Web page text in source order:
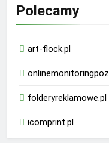
Polecamy
art-flock.pl
folderyreklamowe.pl
icomprint.pl